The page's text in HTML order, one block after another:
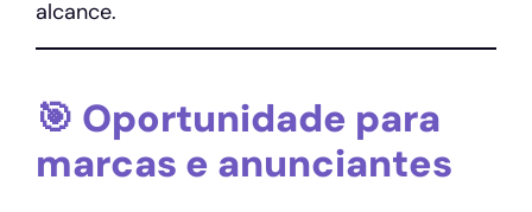
alcance.
🎯 Oportunidade para
marcas e anunciantes